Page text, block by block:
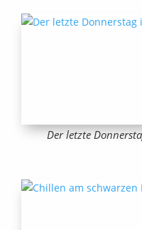
Der letzte